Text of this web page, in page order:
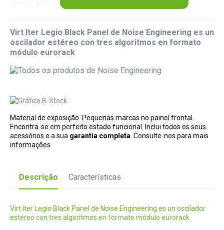
Virt Iter Legio Black Panel de Noise Engineering es un
oscilador estéreo con tres algoritmos en formato
módulo eurorack
Material de exposição. Pequenas marcas no painel frontal.
Encontra-se em perfeito estado funcional. Inclui todos os seus
acessórios e a sua garantia completa . Consulte-nos para mais
informações.
Descrição Características
Virt Iter Legio Black Panel de Noise Engineering es un oscilador
estéreo con tres algoritmos en formato módulo eurorack